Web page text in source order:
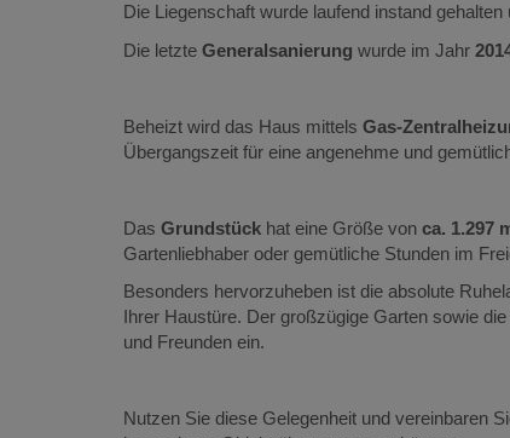
Die Liegenschaft wurde laufend instand
Die letzte Generalsanierung wurde im Jahr
Beheizt wird das Haus mittels Gas-
Übergangszeit für eine angenehme und
Das Grundstück hat eine Größe von ca. 1.297
Gartenliebhaber oder gemütliche Stunden im
Besonders hervorzuheben ist die absolute
Ihrer Haustüre. Der großzügige Garten sowie
und Freunden ein.
Nutzen Sie diese Gelegenheit und vereinbaren